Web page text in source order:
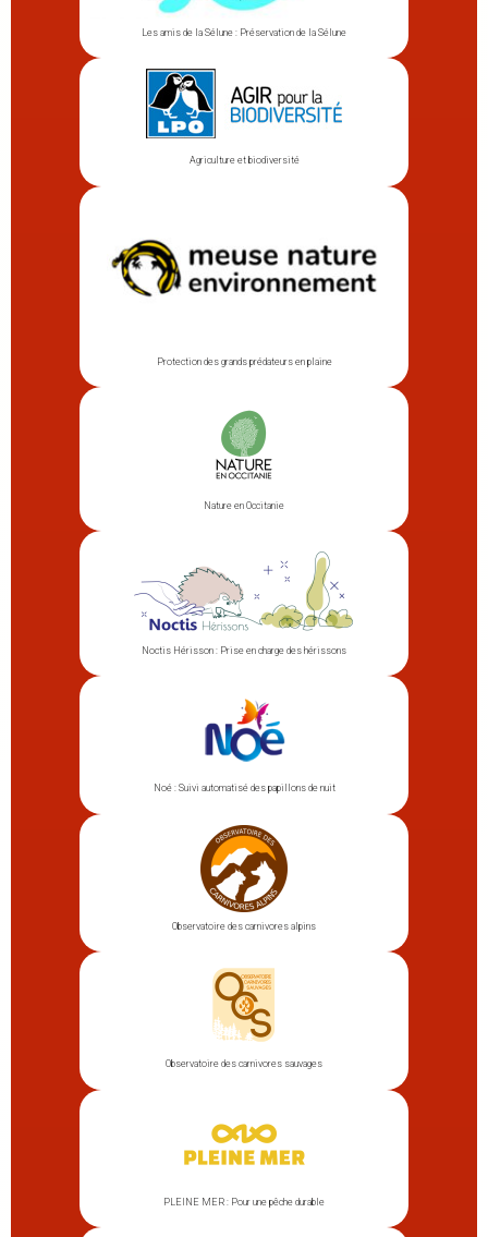
Les amis de la Sélune : Préservation de la Sélune
Agriculture et biodiversité
Protection des grands prédateurs en plaine
Nature en Occitanie
Noctis Hérisson : Prise en charge des hérissons
Noé : Suivi automatisé des papillons de nuit
Observatoire des carnivores alpins
Observatoire des carnivores sauvages
PLEINE MER : Pour une pêche durable